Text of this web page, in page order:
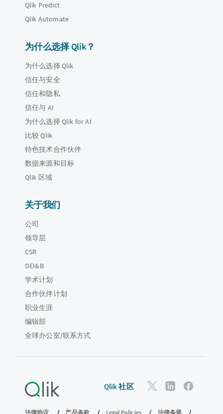
Qlik Predict
Qlik Automate
为什么选择 Qlik？
为什么选择 Qlik
信任与安全
信任和隐私
信任与 AI
为什么选择 Qlik for AI
比较 Qlik
特色技术合作伙伴
数据来源和目标
Qlik 区域
关于我们
公司
领导层
CSR
DEI&B
学术计划
合作伙伴计划
职业生涯
编辑部
全球办公室/联系方式
Qlik 社区
法律协议 产品条款 Legal Policies 法律条规